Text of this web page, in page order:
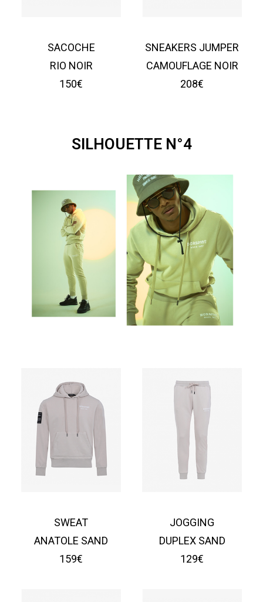
SACOCHE
RIO NOIR
150€
SNEAKERS JUMPER
CAMOUFLAGE NOIR
208€
SILHOUETTE N°4
SWEAT
ANATOLE SAND
159€
JOGGING
DUPLEX SAND
129€